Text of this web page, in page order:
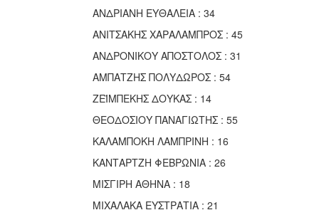
ΑΝΔΡΙΑΝΗ ΕΥΘΑΛΕΙΑ : 34
ΑΝΙΤΣΑΚΗΣ ΧΑΡΑΛΑΜΠΡΟΣ : 45
ΑΝΔΡΟΝΙΚΟΥ ΑΠΟΣΤΟΛΟΣ : 31
ΑΜΠΑΤΖΗΣ ΠΟΛΥΔΩΡΟΣ : 54
ΖΕΪΜΠΕΚΗΣ ΔΟΥΚΑΣ : 14
ΘΕΟΔΟΣΙΟΥ ΠΑΝΑΓΙΩΤΗΣ : 55
ΚΑΛΑΜΠΟΚΗ ΛΑΜΠΡΙΝΗ : 16
ΚΑΝΤΑΡΤΖΗ ΦΕΒΡΩΝΙΑ : 26
ΜΙΣΓΙΡΗ ΑΘΗΝΑ : 18
ΜΙΧΑΛΑΚΑ ΕΥΣΤΡΑΤΙΑ : 21